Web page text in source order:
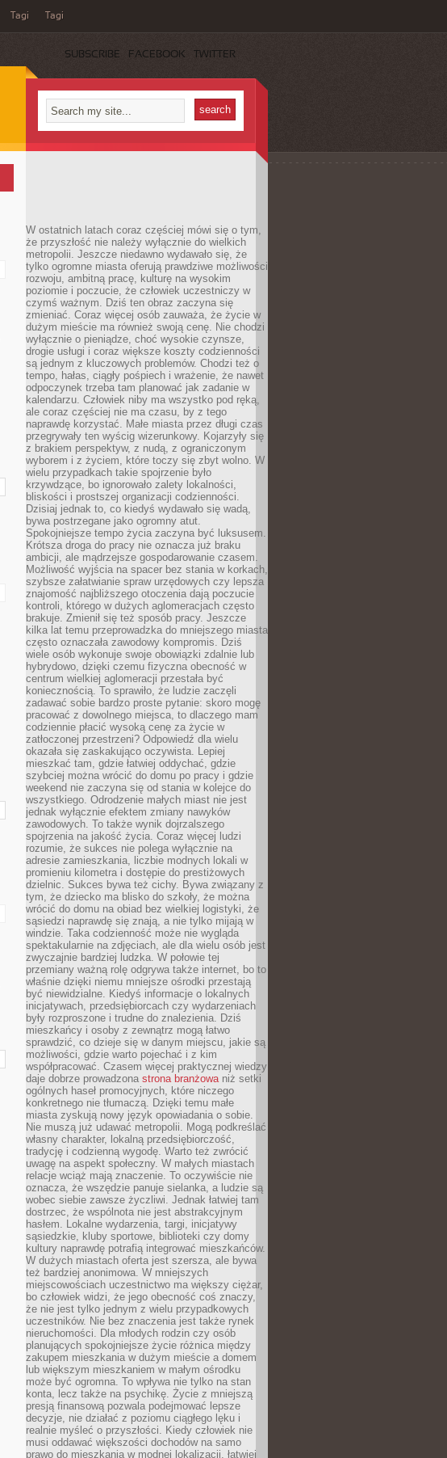
Tagi Tagi
SUBSCRIBE FACEBOOK TWITTER
W ostatnich latach coraz częściej mówi się o tym,
że przyszłość nie należy wyłącznie do wielkich
metropolii. Jeszcze niedawno wydawało się, że
tylko ogromne miasta oferują prawdziwe możliwości
rozwoju, ambitną pracę, kulturę na wysokim
poziomie i poczucie, że człowiek uczestniczy w
czymś ważnym. Dziś ten obraz zaczyna się
zmieniać. Coraz więcej osób zauważa, że życie w
dużym mieście ma również swoją cenę. Nie chodzi
wyłącznie o pieniądze, choć wysokie czynsze,
drogie usługi i coraz większe koszty codzienności
są jednym z kluczowych problemów. Chodzi też o
tempo, hałas, ciągły pośpiech i wrażenie, że nawet
odpoczynek trzeba tam planować jak zadanie w
kalendarzu. Człowiek niby ma wszystko pod ręką,
ale coraz częściej nie ma czasu, by z tego
naprawdę korzystać. Małe miasta przez długi czas
przegrywały ten wyścig wizerunkowy. Kojarzyły się
z brakiem perspektyw, z nudą, z ograniczonym
wyborem i z życiem, które toczy się zbyt wolno. W
wielu przypadkach takie spojrzenie było
krzywdzące, bo ignorowało zalety lokalności,
bliskości i prostszej organizacji codzienności.
Dzisiaj jednak to, co kiedyś wydawało się wadą,
bywa postrzegane jako ogromny atut.
Spokojniejsze tempo życia zaczyna być luksusem.
Krótsza droga do pracy nie oznacza już braku
ambicji, ale mądrzejsze gospodarowanie czasem.
Możliwość wyjścia na spacer bez stania w korkach,
szybsze załatwianie spraw urzędowych czy lepsza
znajomość najbliższego otoczenia dają poczucie
kontroli, którego w dużych aglomeracjach często
brakuje. Zmienił się też sposób pracy. Jeszcze
kilka lat temu przeprowadzka do mniejszego miasta
często oznaczała zawodowy kompromis. Dziś
wiele osób wykonuje swoje obowiązki zdalnie lub
hybrydowo, dzięki czemu fizyczna obecność w
centrum wielkiej aglomeracji przestała być
koniecznością. To sprawiło, że ludzie zaczęli
zadawać sobie bardzo proste pytanie: skoro mogę
pracować z dowolnego miejsca, to dlaczego mam
codziennie płacić wysoką cenę za życie w
zatłoczonej przestrzeni? Odpowiedź dla wielu
okazała się zaskakująco oczywista. Lepiej
mieszkać tam, gdzie łatwiej oddychać, gdzie
szybciej można wrócić do domu po pracy i gdzie
weekend nie zaczyna się od stania w kolejce do
wszystkiego. Odrodzenie małych miast nie jest
jednak wyłącznie efektem zmiany nawyków
zawodowych. To także wynik dojrzalszego
spojrzenia na jakość życia. Coraz więcej ludzi
rozumie, że sukces nie polega wyłącznie na
adresie zamieszkania, liczbie modnych lokali w
promieniu kilometra i dostępie do prestiżowych
dzielnic. Sukces bywa też cichy. Bywa związany z
tym, że dziecko ma blisko do szkoły, że można
wrócić do domu na obiad bez wielkiej logistyki, że
sąsiedzi naprawdę się znają, a nie tylko mijają w
windzie. Taka codzienność może nie wygląda
spektakularnie na zdjęciach, ale dla wielu osób jest
zwyczajnie bardziej ludzka. W połowie tej
przemiany ważną rolę odgrywa także internet, bo to
właśnie dzięki niemu mniejsze ośrodki przestają
być niewidzialne. Kiedyś informacje o lokalnych
inicjatywach, przedsiębiorcach czy wydarzeniach
były rozproszone i trudne do znalezienia. Dziś
mieszkańcy i osoby z zewnątrz mogą łatwo
sprawdzić, co dzieje się w danym miejscu, jakie są
możliwości, gdzie warto pojechać i z kim
współpracować. Czasem więcej praktycznej wiedzy
daje dobrze prowadzona strona branżowaniż setki
ogólnych haseł promocyjnych, które niczego
konkretnego nie tłumaczą. Dzięki temu małe
miasta zyskują nowy język opowiadania o sobie.
Nie muszą już udawać metropolii. Mogą podkreślać
własny charakter, lokalną przedsiębiorczość,
tradycję i codzienną wygodę. Warto też zwrócić
uwagę na aspekt społeczny. W małych miastach
relacje wciąż mają znaczenie. To oczywiście nie
oznacza, że wszędzie panuje sielanka, a ludzie są
wobec siebie zawsze życzliwi. Jednak łatwiej tam
dostrzec, że wspólnota nie jest abstrakcyjnym
hasłem. Lokalne wydarzenia, targi, inicjatywy
sąsiedzkie, kluby sportowe, biblioteki czy domy
kultury naprawdę potrafią integrować mieszkańców.
W dużych miastach oferta jest szersza, ale bywa
też bardziej anonimowa. W mniejszych
miejscowościach uczestnictwo ma większy ciężar,
bo człowiek widzi, że jego obecność coś znaczy,
że nie jest tylko jednym z wielu przypadkowych
uczestników. Nie bez znaczenia jest także rynek
nieruchomości. Dla młodych rodzin czy osób
planujących spokojniejsze życie różnica między
zakupem mieszkania w dużym mieście a domem
lub większym mieszkaniem w małym ośrodku
może być ogromna. To wpływa nie tylko na stan
konta, lecz także na psychikę. Życie z mniejszą
presją finansową pozwala podejmować lepsze
decyzje, nie działać z poziomu ciągłego lęku i
realnie myśleć o przyszłości. Kiedy człowiek nie
musi oddawać większości dochodów na samo
prawo do mieszkania w modnej lokalizacji, łatwiej